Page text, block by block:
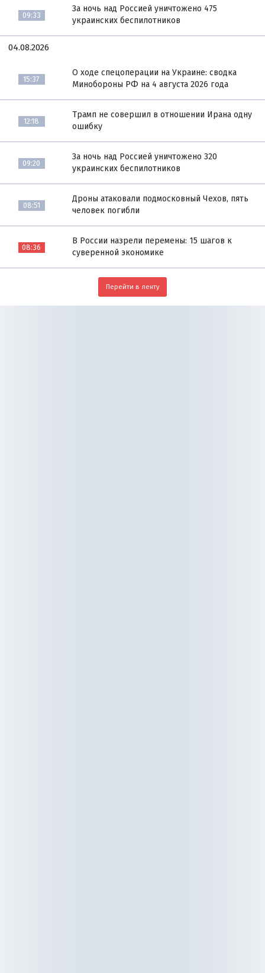
09:33
За ночь над Россией уничтожено 475
украинских беспилотников
04.08.2026
15:37
О ходе спецоперации на Украине: сводка
Минобороны РФ на 4 августа 2026 года
12:18
Трамп не совершил в отношении Ирана одну
ошибку
09:20
За ночь над Россией уничтожено 320
украинских беспилотников
08:51
Дроны атаковали подмосковный Чехов, пять
человек погибли
08:36
В России назрели перемены: 15 шагов к
суверенной экономике
Перейти в ленту